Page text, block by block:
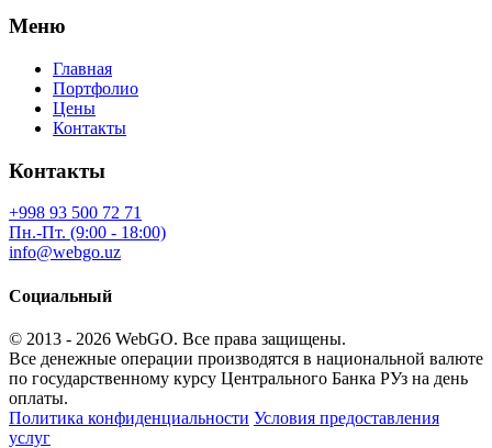
Меню
Главная
Портфолио
Цены
Контакты
Контакты
+998 93 500 72 71
Пн.-Пт. (9:00 - 18:00)
info@webgo.uz
Социальный
© 2013 - 2026 WebGO. Все права защищены.
Все денежные операции производятся в национальной валюте
по государственному курсу Центрального Банка РУз на день
оплаты.
Политика конфиденциальности Условия предоставления
услуг